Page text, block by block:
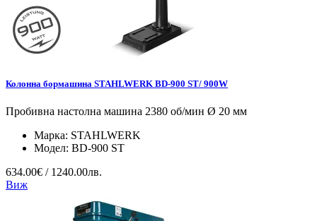
Колонна бормашина STAHLWERK BD-900 ST/ 900W
Пробивна настолна машина 2380 об/мин Ø 20 мм
Марка: STAHLWERK
Модел: BD-900 ST
634.00€ / 1240.00лв.
Виж